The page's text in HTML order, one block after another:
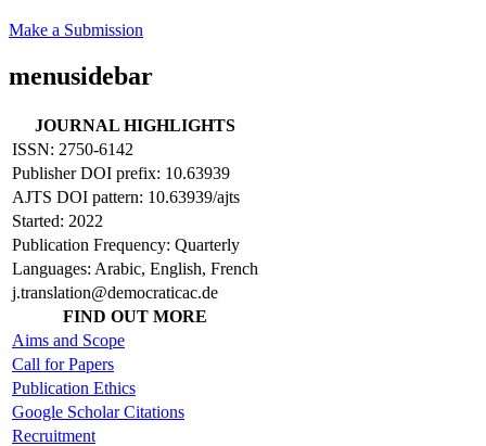
Make a Submission
menusidebar
JOURNAL HIGHLIGHTS
ISSN: 2750-6142
Publisher DOI prefix: 10.63939
AJTS DOI pattern: 10.63939/ajts
Started: 2022
Publication Frequency: Quarterly
Languages: Arabic, English, French
j.translation@democraticac.de
FIND OUT MORE
Aims and Scope
Call for Papers
Publication Ethics
Google Scholar Citations
Recruitment